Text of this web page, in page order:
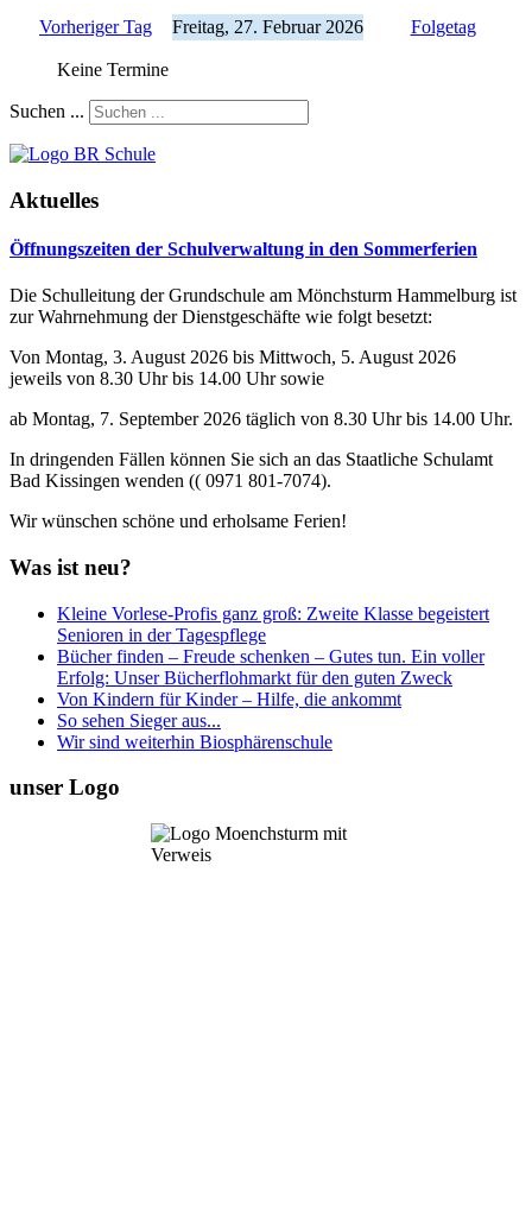
Vorheriger Tag Freitag, 27. Februar 2026 Folgetag
Keine Termine
Suchen ...
Aktuelles
Öffnungszeiten der Schulverwaltung in den Sommerferien
Die Schulleitung der Grundschule am Mönchsturm Hammelburg ist
zur Wahrnehmung der Dienstgeschäfte wie folgt besetzt:
Von Montag, 3. August 2026 bis Mittwoch, 5. August 2026
jeweils von 8.30 Uhr bis 14.00 Uhr sowie
ab Montag, 7. September 2026 täglich von 8.30 Uhr bis 14.00 Uhr.
In dringenden Fällen können Sie sich an das Staatliche Schulamt
Bad Kissingen wenden (( 0971 801-7074).
Wir wünschen schöne und erholsame Ferien!
Was ist neu?
Kleine Vorlese-Profis ganz groß: Zweite Klasse begeistert
Senioren in der Tagespflege
Bücher finden – Freude schenken – Gutes tun. Ein voller
Erfolg: Unser Bücherflohmarkt für den guten Zweck
Von Kindern für Kinder – Hilfe, die ankommt
So sehen Sieger aus...
Wir sind weiterhin Biosphärenschule
unser Logo